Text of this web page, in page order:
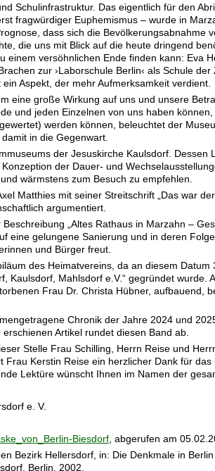
Schulinfrastruktur. Das eigentlich für den
fragwürdiger Euphemismus – wurde in
dass sich die Bevölkerungsabnahme
die uns mit Blick auf die heute dringend
versöhnlichen Ende finden kann: Eva
zur ›Laborschule Berlin‹ als Schule
Aspekt, der mehr Aufmerksamkeit verdient.
eine große Wirkung auf uns und unsere
und jeden Einzelnen von uns haben
werden können, beleuchtet der
in die Gegenwart.
der Jesuskirche Kaulsdorf. Dessen
der Dauer- und
wärmstens zum Besuch zu empfehlen.
Matthies mit seiner Streitschrift „Das war
argumentiert.
„Altes Rathaus in Marzahn –
eine gelungene Sanierung und in deren
und Bürger freut.
des Heimatvereins, da an diesem
Kaulsdorf, Mahlsdorf e.V.“ gegründet
Frau Dr. Christa Hübner, aufbauend,
Chronik der Jahre 2024 und
Artikel rundet diesen Band ab.
Stelle Frau Schilling, Herrn Reise und
Kerstin Reise ein herzlicher Dank für
Lektüre wünscht Ihnen im Namen der
e. V.
Biesdorf , abgerufen am
Bezirk Hellersdorf, in: Die Denkmale in
Berlin, 2002.